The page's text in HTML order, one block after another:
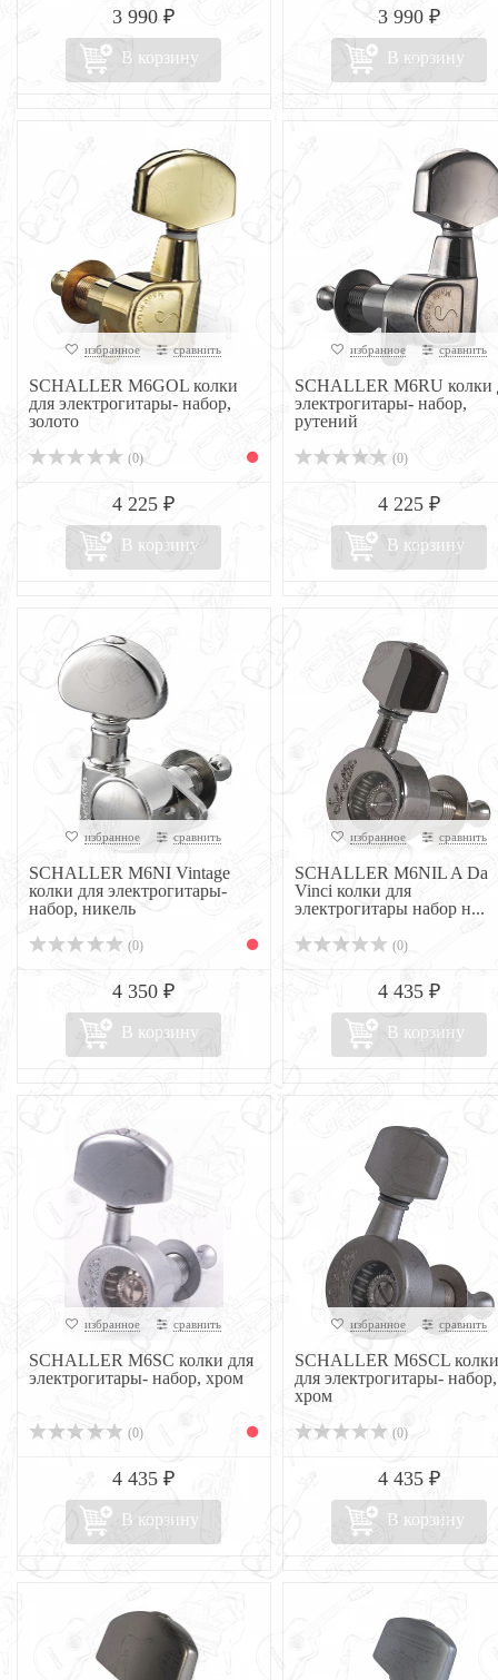
3 990 ₽
В корзину
3 990 ₽
В корзину
избранное сравнить
SCHALLER M6GOL колки
для электрогитары- набор,
золото
(0)
4 225 ₽
В корзину
избранное сравнить
SCHALLER M6RU колки
электрогитары- набор,
рутений
(0)
4 225 ₽
В корзину
избранное сравнить
SCHALLER M6NI Vintage
колки для электрогитары-
набор, никель
(0)
4 350 ₽
В корзину
избранное сравнить
SCHALLER M6NIL A Da
Vinci колки для
электрогитары набор н...
(0)
4 435 ₽
В корзину
избранное сравнить
SCHALLER M6SC колки для
электрогитары- набор, хром
(0)
4 435 ₽
В корзину
избранное сравнить
SCHALLER M6SCL колки
для электрогитары- набор,
хром
(0)
4 435 ₽
В корзину